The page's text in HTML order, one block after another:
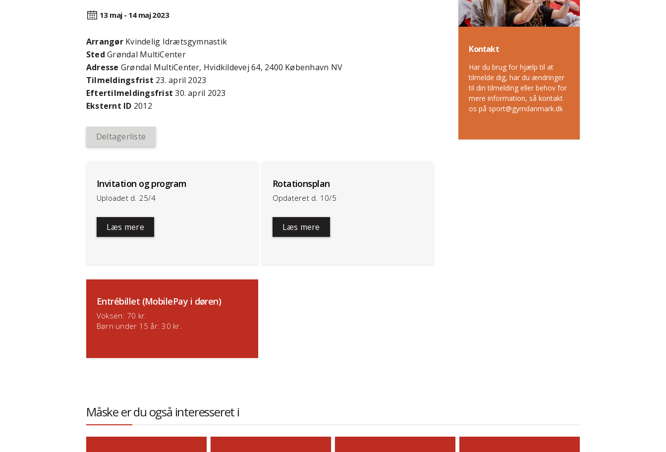
13 maj - 14 maj2023
ArrangørKvindelig Idrætsgymnastik
Sted Grøndal MultiCenter
Adresse Grøndal MultiCenter, Hvidkildevej 64, 2400 København NV
Tilmeldingsfrist 23. april 2023
Efter­tilmeldings­frist 30. april 2023
Eksternt ID 2012
Deltagerliste
Invitation og program
Uploadet d. 25/4
Læs mere
Rotationsplan
Opdateret d. 10/5
Læs mere
Entrébillet (MobilePay i døren)
Voksen: 70 kr.
Børn under 15 år: 30 kr.
Kontakt
Har du brug for hjælp til at
tilmelde dig, har du ændringer
til din tilmelding eller behov for
mere information, så kontakt
os på sport@gymdanmark.dk
Måske er du også interesseret i